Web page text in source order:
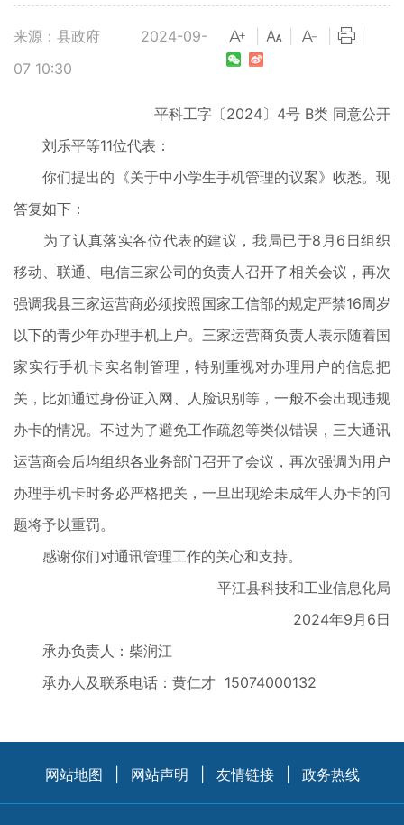
来源：县政府
2024-09-
07 10:30
平科工字〔2024〕4号 B类 同意公开
刘乐平等11位代表：
你们提出的《关于中小学生手机管理的议案》收悉。现
答复如下：
为了认真落实各位代表的建议，我局已于8月6日组织
移动、联通、电信三家公司的负责人召开了相关会议，再次
强调我县三家运营商必须按照国家工信部的规定严禁16周岁
以下的青少年办理手机上户。三家运营商负责人表示随着国
家实行手机卡实名制管理，特别重视对办理用户的信息把
关，比如通过身份证入网、人脸识别等，一般不会出现违规
办卡的情况。不过为了避免工作疏忽等类似错误，三大通讯
运营商会后均组织各业务部门召开了会议，再次强调为用户
办理手机卡时务必严格把关，一旦出现给未成年人办卡的问
题将予以重罚。
感谢你们对通讯管理工作的关心和支持。
平江县科技和工业信息化局
2024年9月6日
承办负责人：柴润江
承办人及联系电话：黄仁才 15074000132
网站地图 网站声明 友情链接 政务热线